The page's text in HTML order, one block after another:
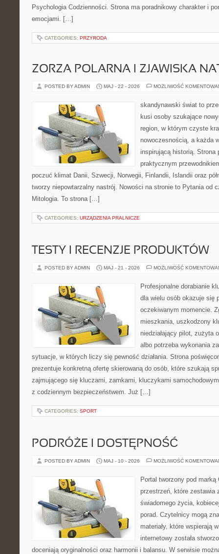
Psychologia Codzienności. Strona ma poradnikowy charakter i
emocjami. […]
CATEGORIES: PRZYRODA
ZORZA POLARNA I ZJAWISKA
POSTED BY ADMIN MAJ - 22 - 2026 MOŻLIWOŚĆ
skandynawski świat to
kusi osoby szukające
region, w którym czyste
nowoczesnością, a każda
inspirującą historią.
praktycznym
poczuć klimat Danii, Szwecji, Norwegii, Finlandii, Islandii oraz
tworzy niepowtarzalny nastrój. Nowości na stronie to Pytania od
Mitologia. To strona […]
CATEGORIES: URZĄDZENIA PRALNICZE
TESTY I RECENZJE PRODUKTÓW
POSTED BY ADMIN MAJ - 21 - 2026 MOŻLIWOŚĆ
Profesjonalne dorabianie
dla wielu osób okazuje się
oczekiwanym momencie.
mieszkania, uszkodzony
niedziałający pilot, zużyta
albo potrzeba wykonania
sytuacje, w których liczy się pewność działania. Strona
prezentuje konkretną ofertę skierowaną do osób, które szukają
zajmującego się kluczami, zamkami, kluczykami
z codziennym bezpieczeństwem. Już […]
CATEGORIES: SPORT
PODRÓŻE I DOSTĘPNOŚĆ
POSTED BY ADMIN MAJ - 10 - 2026 MOŻLIWOŚĆ
Portal tworzony pod
przestrzeń, które zestawia
świadomego życia,
porad. Czytelnicy mogą
materiały, które wspierają
internetowy została
doceniają oryginalności oraz harmonii i balansu. W serwisie